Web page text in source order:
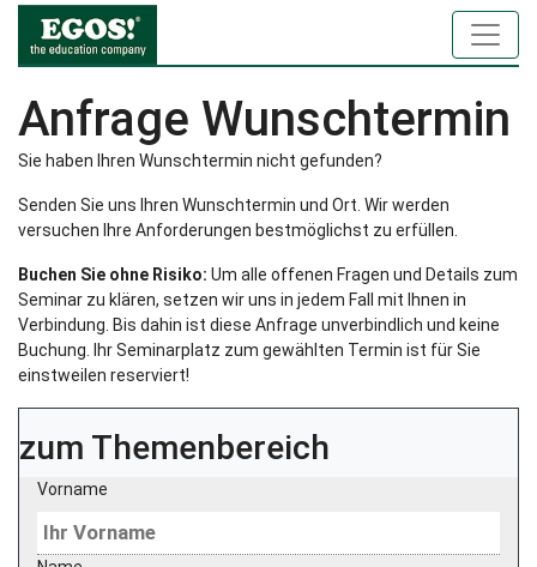
Anfrage Wunschtermin
Sie haben Ihren Wunschtermin nicht gefunden?
Senden Sie uns Ihren Wunschtermin und Ort. Wir werden
versuchen Ihre Anforderungen bestmöglichst zu erfüllen.
Buchen Sie ohne Risiko: Um alle offenen Fragen und Details zum
Seminar zu klären, setzen wir uns in jedem Fall mit Ihnen in
Verbindung. Bis dahin ist diese Anfrage unverbindlich und keine
Buchung. Ihr Seminarplatz zum gewählten Termin ist für Sie
einstweilen reserviert!
zum Themenbereich
Vorname